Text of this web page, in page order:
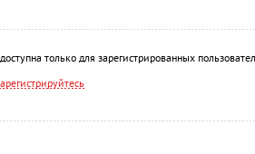
только для зарегистрированных